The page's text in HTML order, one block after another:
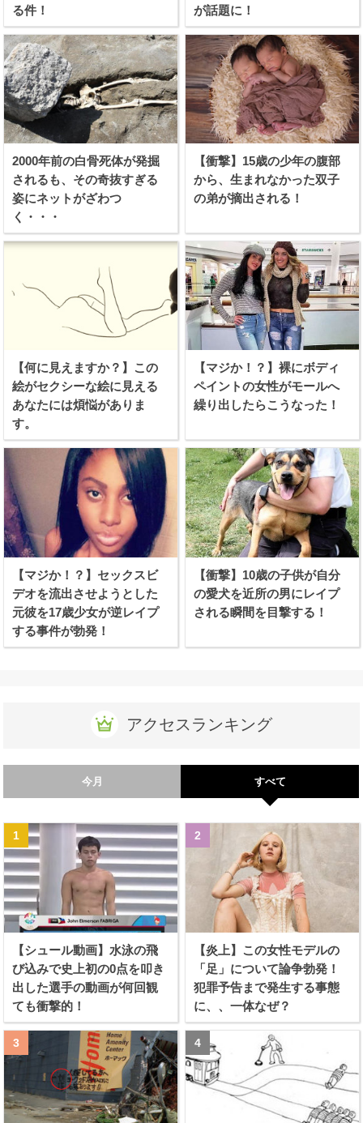
る件！
が話題に！
2000年前の白骨死体が発掘
されるも、その奇抜すぎる
姿にネットがざわつ
く・・・
【衝撃】15歳の少年の腹部
から、生まれなかった双子
の弟が摘出される！
【何に見えますか？】この
絵がセクシーな絵に見える
あなたには煩悩がありま
す。
【マジか！？】裸にボディ
ペイントの女性がモールへ
繰り出したらこうなった！
【マジか！？】セックスビ
デオを流出させようとした
元彼を17歳少女が逆レイプ
する事件が勃発！
【衝撃】10歳の子供が自分
の愛犬を近所の男にレイプ
される瞬間を目撃する！
アクセスランキング
今月 すべて
【シュール動画】水泳の飛
び込みで史上初の0点を叩き
出した選手の動画が何回観
ても衝撃的！
【炎上】この女性モデルの
「足」について論争勃発！
犯罪予告まで発生する事態
に、、一体なぜ？